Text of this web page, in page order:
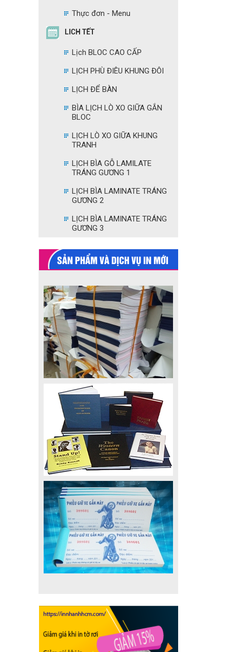
Thực đơn - Menu
LICH TẾT
Lịch BLOC CAO CẤP
LỊCH PHÙ ĐIÊU KHUNG ĐÔI
LỊCH ĐỂ BÀN
BÌA LỊCH LÒ XO GIỮA GẮN
BLOC
LỊCH LÒ XO GIỮA KHUNG
TRANH
LỊCH BÌA GỖ LAMILATE
TRÁNG GƯƠNG 1
LỊCH BÌA LAMINATE TRÁNG
GƯƠNG 2
LỊCH BÌA LAMINATE TRÁNG
GƯƠNG 3
SẢN PHẨM VÀ DỊCH VỤ IN MỚI